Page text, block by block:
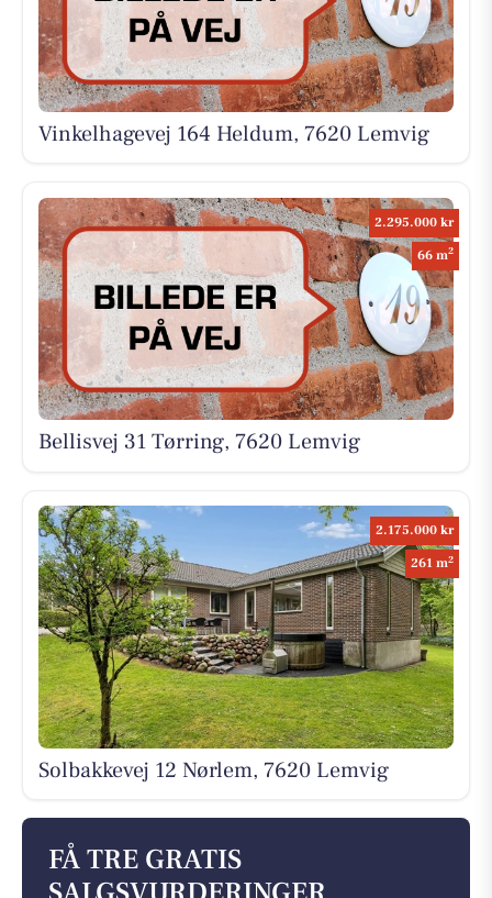
Vinkelhagevej 164 Heldum, 7620 Lemvig
2.295.000 kr
66 m2
Bellisvej 31 Tørring, 7620 Lemvig
2.175.000 kr
261 m2
Solbakkevej 12 Nørlem, 7620 Lemvig
FÅ TRE GRATIS